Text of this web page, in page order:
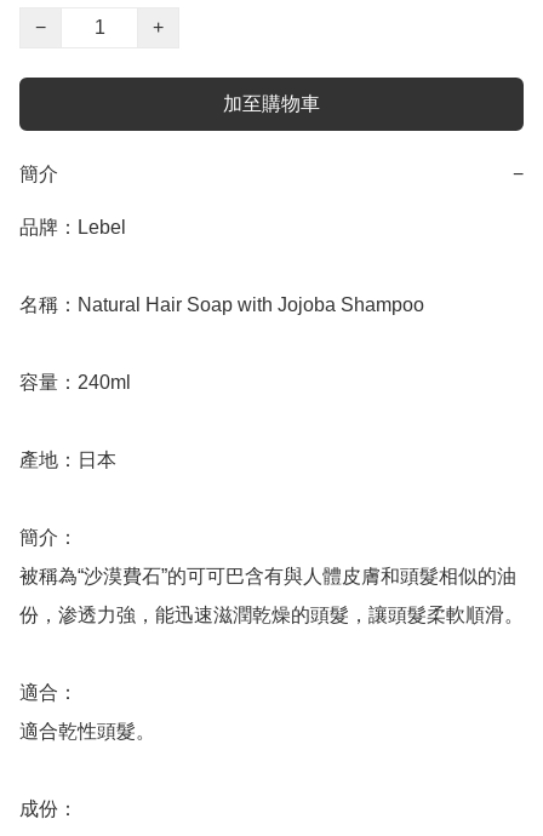
−
+
加至購物車
簡介 −
品牌：Lebel
名稱：Natural Hair Soap with Jojoba Shampoo
容量：240ml
產地：日本
簡介：
被稱為“沙漠費石”的可可巴含有與人體皮膚和頭髮相似的油
份，渗透力強，能迅速滋潤乾燥的頭髮，讓頭髮柔軟順滑。
適合：
適合乾性頭髮。
成份：